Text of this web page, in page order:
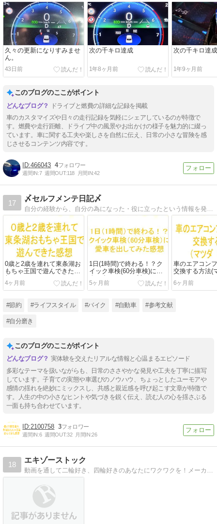
久々の更新になりすみませ
ん。
43日前
次の千キロ達成
1年8ヶ月前
次の千キロ達成
1年9ヶ月前
このブログのここがポイント
ドライブと燃費の詳細な記録を掲載
車のカスタマイズや日々の走行記録を気軽にシェアしているのが特徴で
す。燃費や走行距離、ドライブ中の風景やお出かけの様子を魅力的に綴っ
ています。車に関する工夫や楽しさを自然に伝え、日常の小さな冒険を感
じさせるコンテンツ内容です。
466043 4
週間IN:7 週間OUT:118 月間IN:42
17
〆セルフメンテ日記〆
0歳と2歳を連れて東条湖お
もちゃ王国で遊んできた感
4ヶ月前
1日(1時間)で終わる！？ク
イック車検(60分車検)に愛
車を出してみた感想
5ヶ月前
車のエアコン
交換する方法(
6ヶ月前
#節約 #ライフスタイル #バイク #自動車 #参考文献
#自分磨き
このブログのここがポイント
実体験を交えたリアルな情報と心温まるエピソード
多彩なテーマを扱いながらも、日常のささやかな発見や工夫を丁寧に描写
しています。子育ての実態や車選びのノウハウ、ちょっとしたユーモアや
感情の揺れを絶妙にミックスし、共感と親近感を呼び起こす文章が特徴で
す。人生の中の小さなヒントや気づきを鋭く伝え、読む人の心を揺さぶる
一面も持ち合わせています。
2100758 3
週間IN:6 週間OUT:32 月間IN:26
18
エキゾーストック
動画を通して二輪好き、四輪好きのあなたにワクワクを！メーカー系列の整備工場で働いていた経験談を交えながらお届けします。